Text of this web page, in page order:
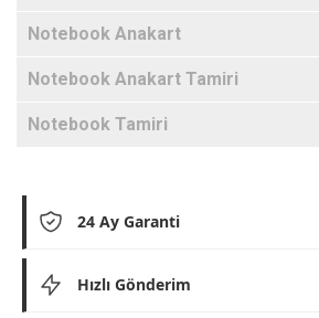
Notebook Anakart
Notebook Anakart Tamiri
Notebook Tamiri
24 Ay Garanti
Hızlı Gönderim